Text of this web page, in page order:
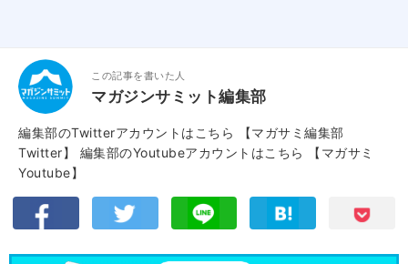
この記事を書いた人
マガジンサミット編集部
編集部のTwitterアカウントはこちら
【マガサミ編集部
Twitter】
編集部のYoutubeアカウントはこちら
【マガサミ
Youtube】